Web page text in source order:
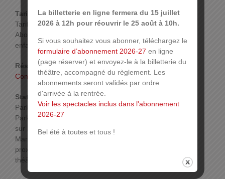
Tarif :
Tarifs adulte : 12 € – enfant : 9 €
Abonnements pour 4 spectacles : adulte : 40 € –
enfant : 32 €
Réservations :
Connaître toutes les modalités de réservation
Stationnement :
Parking Réunion : 2 € les 4h,
Parking des Maréchaux, ouvert tous les jours 24h
sur 24h. En empruntant l’issue piétonne « Cour des
Maréchaux », la sortie du parking s’effectue à
proximité de la place de la Réunion, à deux pas du
théâtre.
La billetterie en ligne fermera du 15 juillet
2026 à 12h pour réouvrir le 25 août à 10h.
Si vous souhaitez vous abonner, téléchargez le
formulaire d’abonnement 2026-27 en ligne
(page réserver) et envoyez-le à la billetterie du
théâtre, accompagné du règlement. Les
abonnements seront validés par ordre
d'arrivée à la rentrée.
Voir les spectacles inclus dans l'abonnement
2026-27
Bel été à toutes et tous !